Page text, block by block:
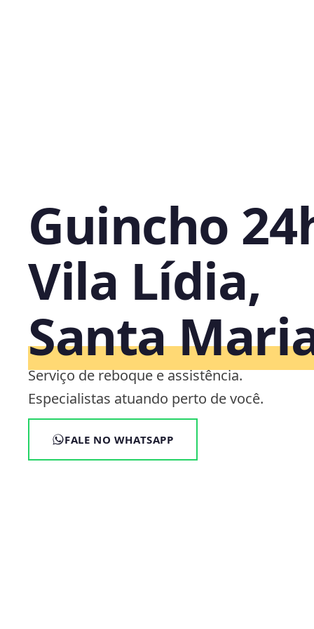
Guincho
Vila Lídia,
Santa
Serviço de reboque e assistência.
Especialistas atuando perto de você.
FALE NO WHATSAPP